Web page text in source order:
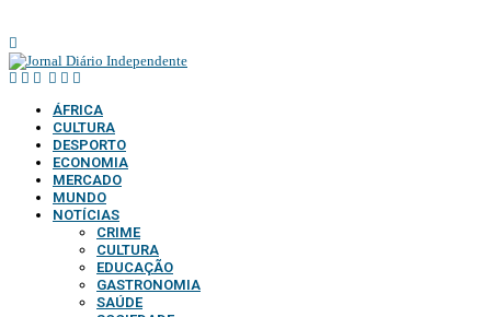
ÁFRICA
CULTURA
DESPORTO
ECONOMIA
MERCADO
MUNDO
NOTÍCIAS
CRIME
CULTURA
EDUCAÇÃO
GASTRONOMIA
SAÚDE